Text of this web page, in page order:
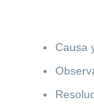
Causa